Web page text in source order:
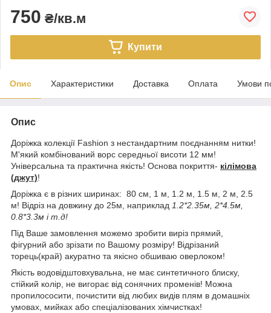
750 ₴/кв.м
Купити
Опис Характеристики Доставка Оплата Умови
Опис
Доріжка колекції Fashion з нестандартним поєднанням нитки!
М'який комбінований ворс середньої висоти 12 мм!
Універсальна та практична якість! Основа покриття- кілімова
(джут)!
Доріжка є в різних ширинах: 80 см, 1 м, 1.2 м, 1.5 м, 2 м, 2.5
м! Відріз на довжину до 25м, наприклад 1.2*2.35м, 2*4.5м,
0.8*3.3м і т.д!
Під Ваше замовлення можемо зробити виріз прямий,
фігурний або зрізати по Вашому розміру! Відрізаний
торець(край) акуратно та якісно обшиваю оверлоком!
Якість водовідштовхувальна, не має синтетичного блиску,
стійкий колір, не вигорає від сонячних променів! Можна
пропилососити, почистити від любих видів плям в домашніх
умовах, мийках або спеціалізованих хімчистках!